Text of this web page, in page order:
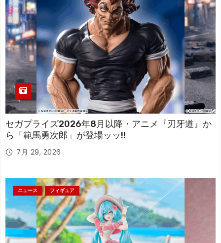
セガプライズ2026年8月以降・アニメ『刃牙道』か
ら「範馬勇次郎」が登場ッッ!!
7月 29, 2026
ニュース フィギュア